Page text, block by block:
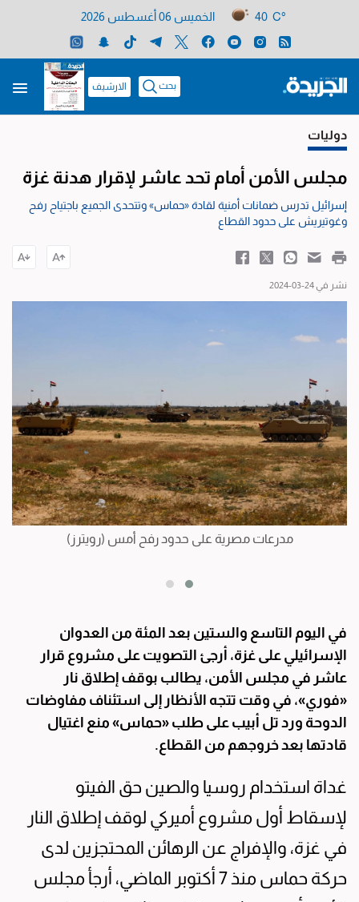
40 C° الخميس 06 أغسطس 2026
بحث الارشيف
دوليات
مجلس الأمن أمام تحد عاشر لإقرار هدنة غزة
إسرائيل تدرس ضمانات أمنية لقادة «حماس» وتتحدى الجميع باجتياح رفح
وغوتيريش على حدود القطاع
نشر في 24-03-2024
مدرعات مصرية على حدود رفح أمس (رويترز)
في اليوم التاسع والستين بعد المئة من العدوان
الإسرائيلي على غزة، أرجئ التصويت على مشروع قرار
عاشر في مجلس الأمن، يطالب بوقف إطلاق نار
«فوري»، في وقت تتجه الأنظار إلى استئناف مفاوضات
الدوحة ورد تل أبيب على طلب «حماس» منع اغتيال
قادتها بعد خروجهم من القطاع.
غداة استخدام روسيا والصين حق الفيتو
لإسقاط أول مشروع أميركي لوقف إطلاق النار
في غزة، والإفراج عن الرهائن المحتجزين لدى
حركة حماس منذ 7 أكتوبر الماضي، أرجأ مجلس